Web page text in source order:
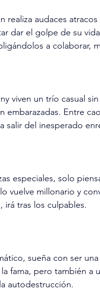
realiza audaces
dar el golpe de su
a colaborar,
viven un trío casual
embarazadas. Entre
salir del inesperado
especiales, solo
vuelve millonario y
irá tras los culpables.
sueña con ser
fama, pero también a
autodestrucción.